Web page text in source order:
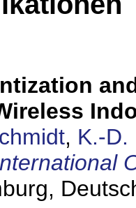
, K.-D.